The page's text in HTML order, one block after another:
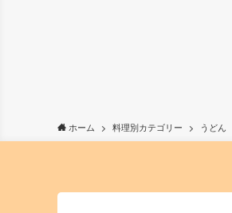
ホーム 料理別カテゴリー うどん